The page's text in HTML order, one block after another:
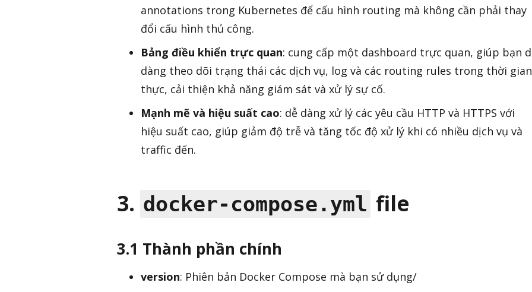
annotations trong Kubernetes để cấu hình routing mà không cần phải thay
đổi cấu hình thủ công.
Bảng điều khiển trực quan: cung cấp một dashboard trực quan, giúp bạn
dàng theo dõi trạng thái các dịch vụ, log và các routing rules trong thời gian
thực, cải thiện khả năng giám sát và xử lý sự cố.
Mạnh mẽ và hiệu suất cao: dễ dàng xử lý các yêu cầu HTTP và HTTPS với
hiệu suất cao, giúp giảm độ trễ và tăng tốc độ xử lý khi có nhiều dịch vụ và
traffic đến.
3. docker-compose.yml file
3.1 Thành phần chính
version: Phiên bản Docker Compose mà bạn sử dụng/